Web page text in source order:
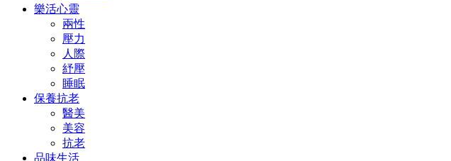
樂活心靈
兩性
壓力
人際
紓壓
睡眠
保養抗老
醫美
美容
抗老
品味生活